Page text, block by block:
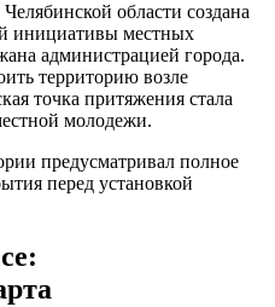
области создана
инициативы местных
администрацией города.
территорию возле
точка притяжения стала
молодежи.
предусматривал полное
перед установкой